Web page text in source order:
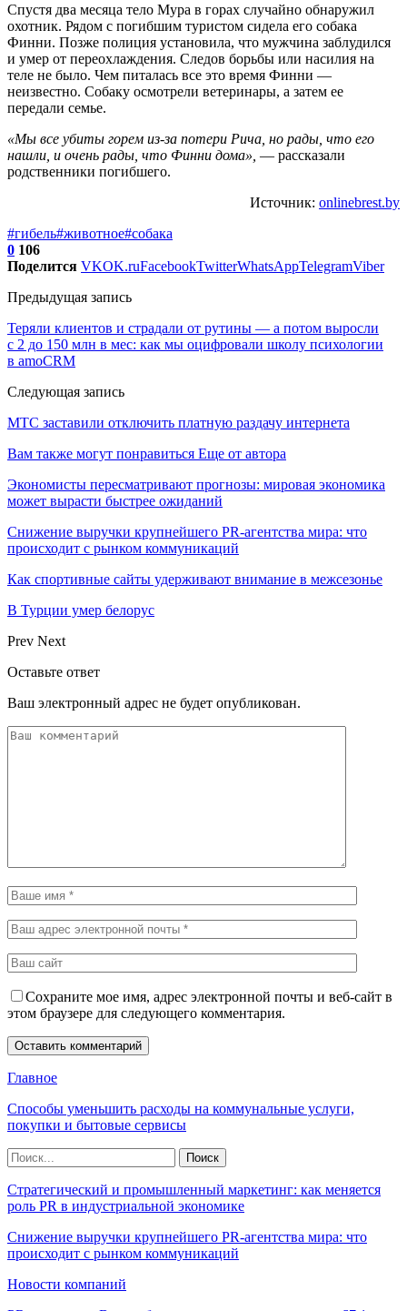
Спустя два месяца тело Мура в горах случайно обнаружил
охотник. Рядом с погибшим туристом сидела его собака
Финни. Позже полиция установила, что мужчина заблудился
и умер от переохлаждения. Следов борьбы или насилия на
теле не было. Чем питалась все это время Финни —
неизвестно. Собаку осмотрели ветеринары, а затем ее
передали семье.
«Мы все убиты горем из-за потери Рича, но рады, что его
нашли, и очень рады, что Финни дома», — рассказали
родственники погибшего.
Источник: onlinebrest.by
#гибель#животное#собака
0 106
Поделится VKOK.ruFacebookTwitterWhatsAppTelegramViber
Предыдущая запись
Теряли клиентов и страдали от рутины — а потом выросли
с 2 до 150 млн в мес: как мы оцифровали школу психологии
в amoCRM
Следующая запись
МТС заставили отключить платную раздачу интернета
Вам также могут понравиться Еще от автора
Экономисты пересматривают прогнозы: мировая экономика
может вырасти быстрее ожиданий
Снижение выручки крупнейшего PR-агентства мира: что
происходит с рынком коммуникаций
Как спортивные сайты удерживают внимание в межсезонье
В Турции умер белорус
Prev Next
Оставьте ответ
Ваш электронный адрес не будет опубликован.
Сохраните мое имя, адрес электронной почты и веб-сайт в
этом браузере для следующего комментария.
Главное
Способы уменьшить расходы на коммунальные услуги,
покупки и бытовые сервисы
Стратегический и промышленный маркетинг: как меняется
роль PR в индустриальной экономике
Снижение выручки крупнейшего PR-агентства мира: что
происходит с рынком коммуникаций
Новости компаний